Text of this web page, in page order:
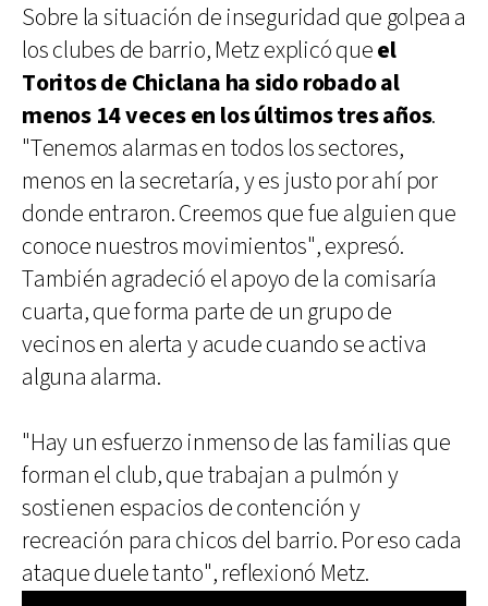
Sobre la situación de inseguridad que golpea a
los clubes de barrio, Metz explicó queel
Toritos de Chiclana ha sido robado al
menos 14 veces en los últimos tres años.
"Tenemos alarmas en todos los sectores,
menos en la secretaría, y es justo por ahí por
donde entraron. Creemos que fue alguien que
conoce nuestros movimientos", expresó.
También agradeció el apoyo de la comisaría
cuarta, que forma parte de un grupo de
vecinos en alerta y acude cuando se activa
alguna alarma.
"Hay un esfuerzo inmenso de las familias que
forman el club, que trabajan a pulmón y
sostienen espacios de contención y
recreación para chicos del barrio. Por eso cada
ataque duele tanto", reflexionó Metz.